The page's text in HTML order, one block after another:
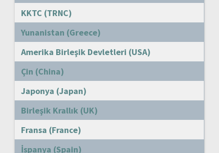
KKTC (TRNC)
Yunanistan (Greece)
Amerika Birleşik Devletleri (USA)
Çin (China)
Japonya (Japan)
Birleşik Krallık (UK)
Fransa (France)
İspanya (Spain)